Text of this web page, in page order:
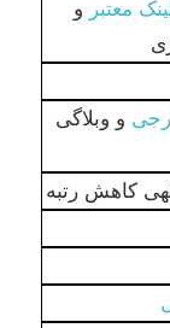
معتبر و
و وبلاگی
کاهش رتبه